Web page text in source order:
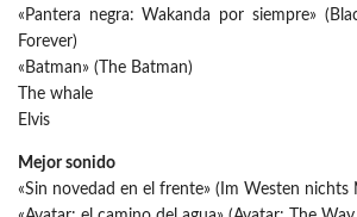
«Pantera negra: Wakanda por siempre»
Forever)
«Batman» (The Batman)
The whale
Elvis
Mejor sonido
«Sin novedad en el frente» (Im Westen nichts